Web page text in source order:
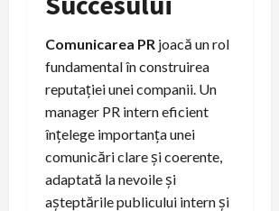
Comunicarea PR joacă un rol
fundamental în construirea
reputației unei companii. Un
manager PR intern eficient
înțelege importanța unei
comunicări clare și coerente,
adaptată la nevoile și
așteptările publicului intern și